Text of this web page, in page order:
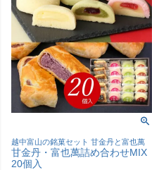
越中富山の銘菓セット 甘金丹と富也萬
甘金丹・富也萬詰め合わせMIX
20個入